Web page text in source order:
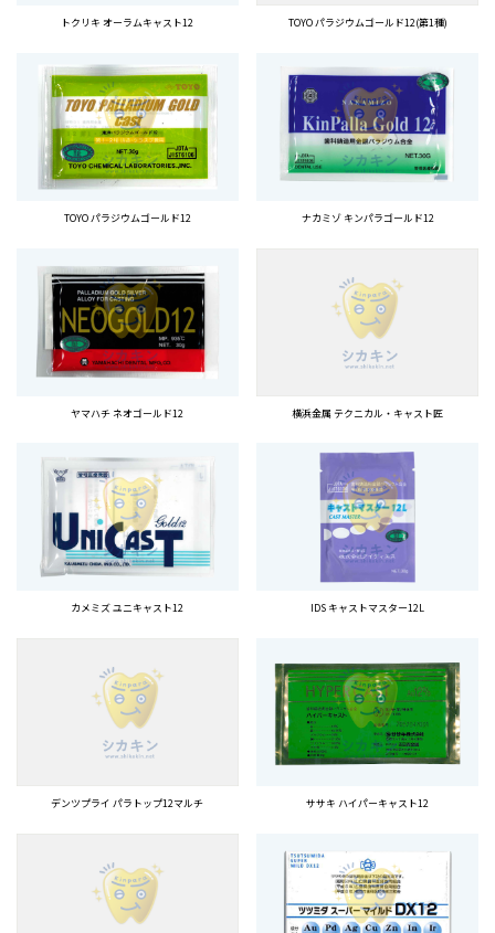
トクリキ オーラムキャスト12 TOYO パラジウムゴールド12(第1種)
TOYO パラジウムゴールド12 ナカミゾ キンパラゴールド12
ヤマハチ ネオゴールド12 横浜金属 テクニカル・キャスト匠
カメミズ ユニキャスト12 IDS キャストマスター12L
デンツプライ パラトップ12マルチ ササキ ハイパーキャスト12